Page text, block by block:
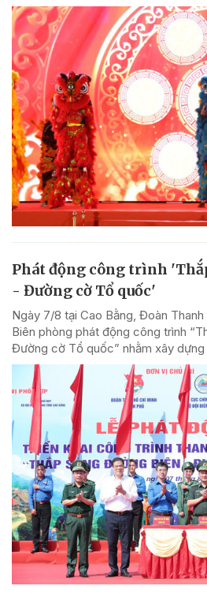
Phát động công trình
- Đường cờ Tổ quốc'
Ngày 7/8 tại Cao Bằng, Đoàn
Biên phòng phát động công trình
Đường cờ Tổ quốc” nhằm xây dựng